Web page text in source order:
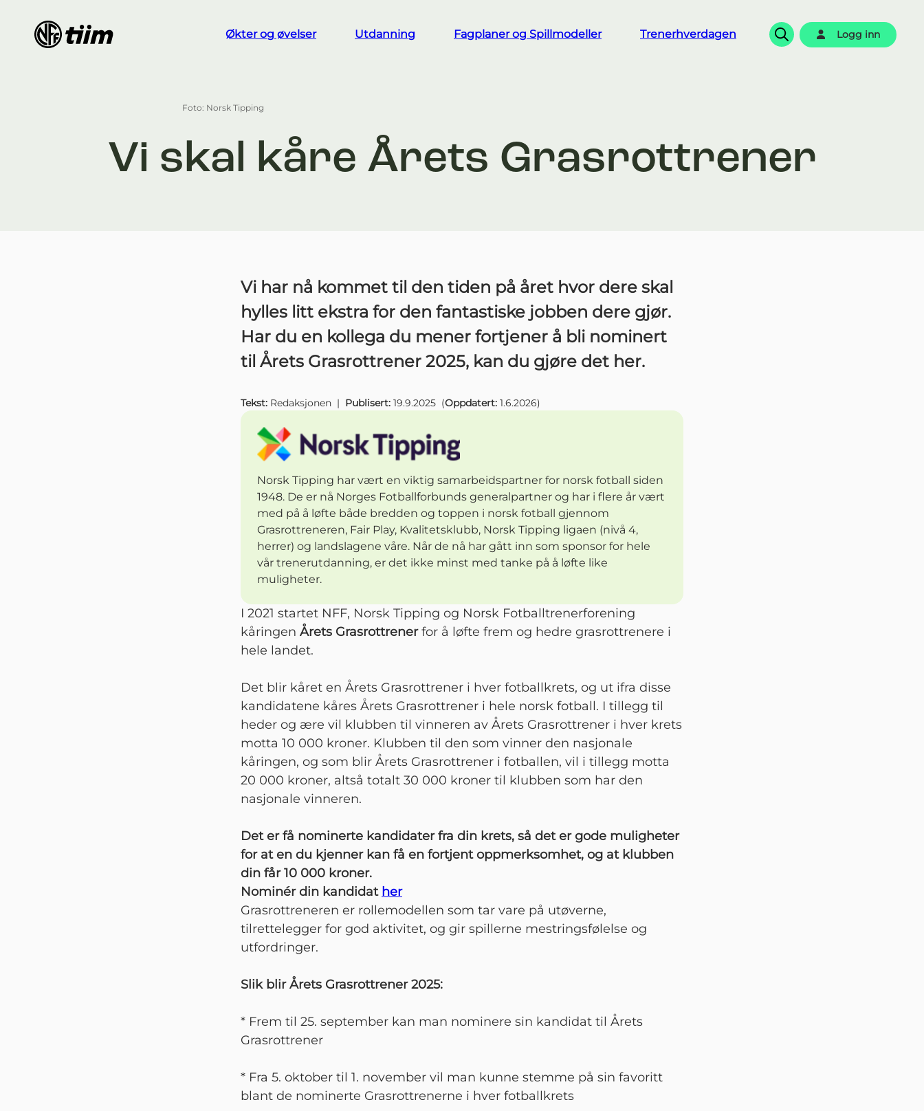
Økter og øvelser Utdanning Fagplaner og Spillmodeller Trenerhverdagen
Søk
Logg inn
Foto: Norsk Tipping
Vi skal kåre Årets Grasrottrener
Vi har nå kommet til den tiden på året hvor dere skal
hylles litt ekstra for den fantastiske jobben dere gjør.
Har du en kollega du mener fortjener å bli nominert
til Årets Grasrottrener 2025, kan du gjøre det her.
Tekst: Redaksjonen | Publisert: 19.9.2025 (Oppdatert: 1.6.2026)
Norsk Tipping har vært en viktig samarbeidspartner for norsk fotball siden
1948. De er nå Norges Fotballforbunds generalpartner og har i flere år vært
med på å løfte både bredden og toppen i norsk fotball gjennom
Grasrottreneren, Fair Play, Kvalitetsklubb, Norsk Tipping ligaen (nivå 4,
herrer) og landslagene våre. Når de nå har gått inn som sponsor for hele
vår trenerutdanning, er det ikke minst med tanke på å løfte like
muligheter.
I 2021 startet NFF, Norsk Tipping og Norsk Fotballtrenerforening
kåringen Årets Grasrottrenerfor å løfte frem og hedre grasrottrenere i
hele landet.
Det blir kåret en Årets Grasrottrener i hver fotballkrets, og ut ifra disse
kandidatene kåres Årets Grasrottrener i hele norsk fotball. I tillegg til
heder og ære vil klubben til vinneren av Årets Grasrottrener i hver krets
motta 10 000 kroner. Klubben til den som vinner den nasjonale
kåringen, og som blir Årets Grasrottrener i fotballen, vil i tillegg motta
20 000 kroner, altså totalt 30 000 kroner til klubben som har den
nasjonale vinneren.
Det er få nominerte kandidater fra din krets, så det er gode muligheter
for at en du kjenner kan få en fortjent oppmerksomhet, og at klubben
din får 10 000 kroner.
Nominér din kandidat her
Grasrottreneren er rollemodellen som tar vare på utøverne,
tilrettelegger for god aktivitet, og gir spillerne mestringsfølelse og
utfordringer.
Slik blir Årets Grasrottrener 2025:
* Frem til 25. september kan man nominere sin kandidat til Årets
Grasrottrener
* Fra 5. oktober til 1. november vil man kunne stemme på sin favoritt
blant de nominerte Grasrottrenerne i hver fotballkrets